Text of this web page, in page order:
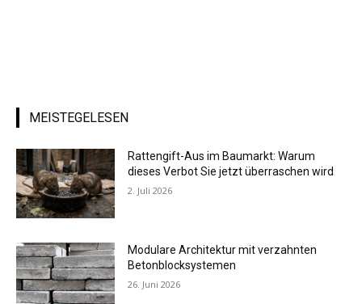
MEISTEGELESEN
Rattengift-Aus im Baumarkt: Warum
dieses Verbot Sie jetzt überraschen wird
2. Juli 2026
Modulare Architektur mit verzahnten
Betonblocksystemen
26. Juni 2026